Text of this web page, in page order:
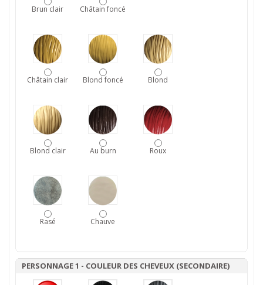
Brun clair Châtain foncé
Châtain clair Blond foncé Blond
Blond clair Au burn Roux
Rasé Chauve
PERSONNAGE 1 - COULEUR DES CHEVEUX (SECONDAIRE)